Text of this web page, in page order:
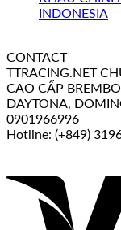
CONTACT
TTRACING.NET
CAO CẤP
DAYTONA,
0901966996
Hotline: (+849)